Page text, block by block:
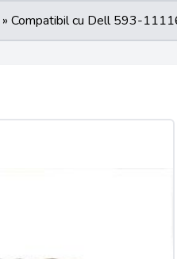
» Compatibil cu Dell 593-